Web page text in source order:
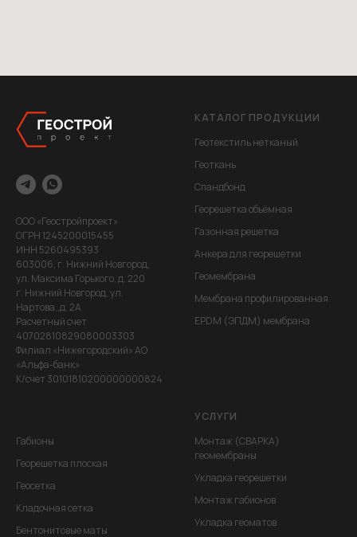
ООО «Геостройпроект»
ОГРН 1245200015455
ИНН 5260495393
603006, г. Нижний Новгород,
ул. Максима Горького, д. 220
г. Нижний Новгород, ул.
Нартова,,д. 2А
Расчетный счет
40702810829080003303
Филиал «Нижегородский» АО
«Альфа-банк»
К/счет 30101810200000000824
КАТАЛОГ ПРОДУКЦИИ
Геотекстиль нетканый
Геоткань
Спандбонд
Георешетка объёмная
Газонная решетка
Анкера для георешетки
Геомембрана
Мембрана профилированная
EPDM (ЭПДМ) мембрана
Габионы
Георешетка плоская
Геосетка
Кладочная сетка
Бентонитовые маты
УСЛУГИ
Монтаж (СВАРКА)
геомембраны
Укладка георешетки
Монтаж габионов
Укладка геоматов